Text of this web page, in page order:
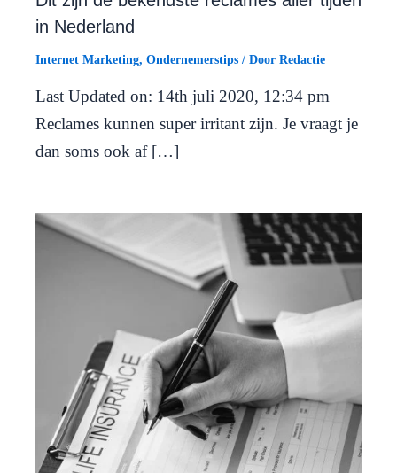
in Nederland
Internet Marketing, Ondernemerstips / Door Redactie
Last Updated on: 14th juli 2020, 12:34 pm
Reclames kunnen super irritant zijn. Je vraagt je
dan soms ook af […]